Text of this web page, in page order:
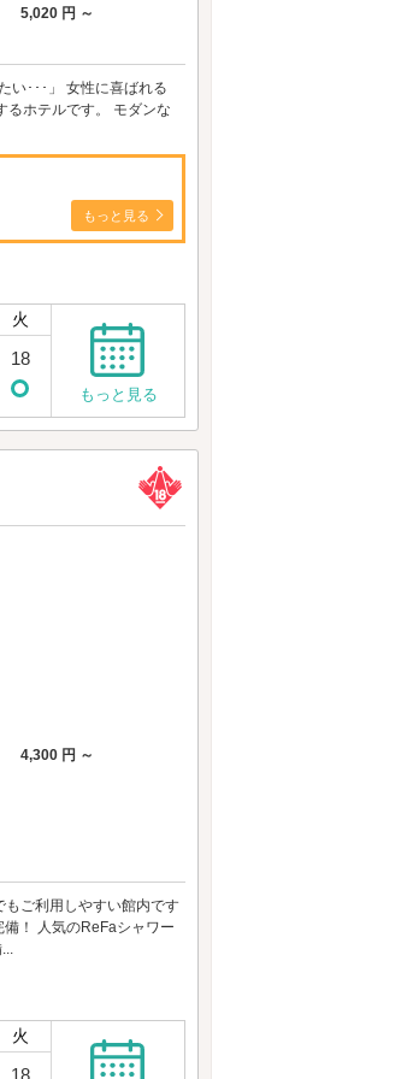
5,020 円 ～
い･･･」 女性に喜ばれる
るホテルです。 モダンな
もっと見る
火
18
もっと見る
4,300 円 ～
ご利用しやすい館内です
！ 人気のReFaシャワー
火
18